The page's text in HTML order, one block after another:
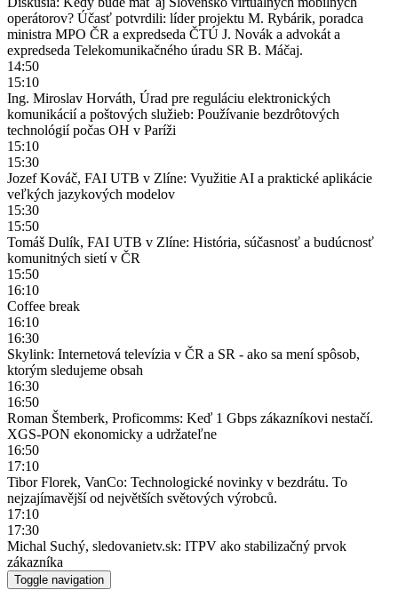
operátorov? Účasť potvrdili: líder projektu M. Rybárik, poradca
ministra MPO ČR a expredseda ČTÚ J. Novák a advokát a
expredseda Telekomunikačného úradu SR B. Máčaj.
14:50
15:10
Ing. Miroslav Horváth, Úrad pre reguláciu elektronických
komunikácií a poštových služieb: Používanie bezdrôtových
technológií počas OH v Paríži
15:10
15:30
Jozef Kováč, FAI UTB v Zlíne: Využitie AI a praktické aplikácie
veľkých jazykových modelov
15:30
15:50
Tomáš Dulík, FAI UTB v Zlíne: História, súčasnosť a budúcnosť
komunitných sietí v ČR
15:50
16:10
Coffee break
16:10
16:30
Skylink: Internetová televízia v ČR a SR - ako sa mení spôsob,
ktorým sledujeme obsah
16:30
16:50
Roman Štemberk, Proficomms: Keď 1 Gbps zákazníkovi nestačí.
XGS-PON ekonomicky a udržateľne
16:50
17:10
Tibor Florek, VanCo: Technologické novinky v bezdrátu. To
nejzajímavější od největších světových výrobců.
17:10
17:30
Michal Suchý, sledovanietv.sk: ITPV ako stabilizačný prvok
zákazníka
Toggle navigation